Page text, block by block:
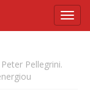
Pellegrini.